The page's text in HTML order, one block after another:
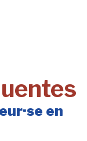
en